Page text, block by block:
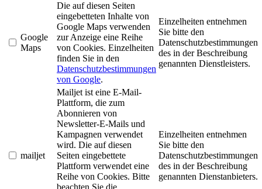
Google
Maps
Die auf diesen Seiten
eingebetteten Inhalte von
Google Maps verwenden
zur Anzeige eine Reihe
von Cookies. Einzelheiten
finden Sie in den
Datenschutzbestimmungen
von Google.
Einzelheiten entnehmen
Sie bitte den
Datenschutzbestimmungen
des in der Beschreibung
genannten Dienstleisters.
mailjet
Mailjet ist eine E-Mail-
Plattform, die zum
Abonnieren von
Newsletter-E-Mails und
Kampagnen verwendet
wird. Die auf diesen
Seiten eingebettete
Plattform verwendet eine
Reihe von Cookies. Bitte
beachten Sie die
Einzelheiten entnehmen
Sie bitte den
Datenschutzbestimmungen
des in der Beschreibung
genannten Dienstanbieters.